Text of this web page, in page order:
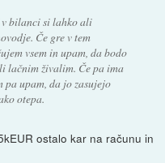
v bilanci si lahko ali
Če gre v tem
vsem in upam, da bodo
lačnim živalim. Če pa ima
pa upam, da jo zasujejo
otepa.
ostalo kar na računu in